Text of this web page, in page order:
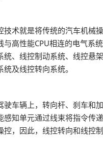
术就是将传统的汽车机械
与高性能CPU相连的电气系
统、线控制动系统、线控悬
及线控转向系统。
车辆上，转向杆、刹车和
感知单元通过线束将指令传
控，因此，线控转向和线控